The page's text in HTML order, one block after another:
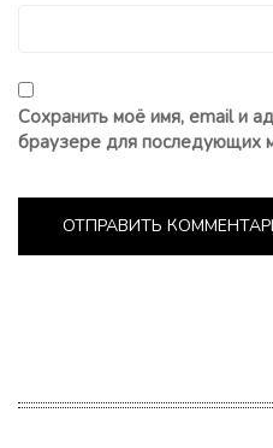
Сохранить моё имя, email и
браузере для последующих